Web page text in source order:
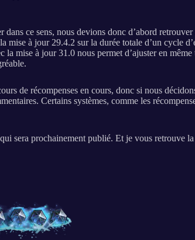
ce sens, nous devions donc d’abord
à jour 29.4.2 sur la durée totale d’un cycle
à jour 31.0 nous permet d’ajuster en même
de récompenses en cours, donc si nous
Certains systèmes, comme les
sera prochainement publié. Et je vous retrouve